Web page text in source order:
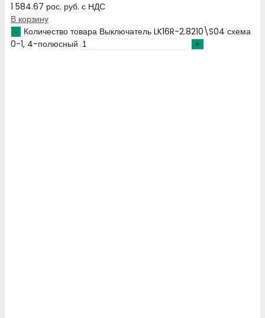
1 584.67 рос. руб. с НДС
В корзину
Количество товара Выключатель LK16R-2.8210\S04 схема
0-1, 4-полюсный